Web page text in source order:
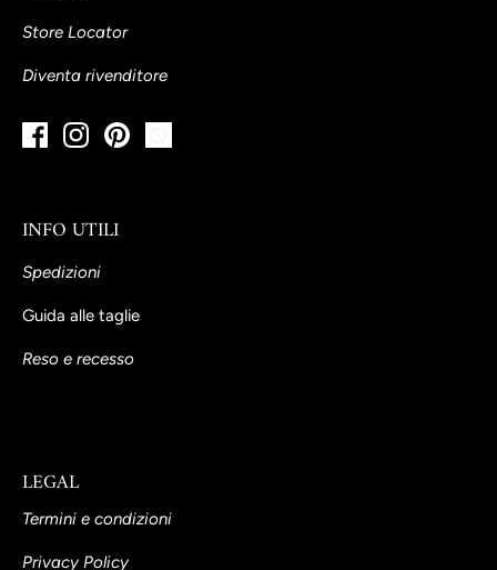
Store Locator
Diventa rivenditore
INFO UTILI
Spedizioni
Guida alle taglie
Reso e recesso
LEGAL
Termini e condizioni
Privacy Policy